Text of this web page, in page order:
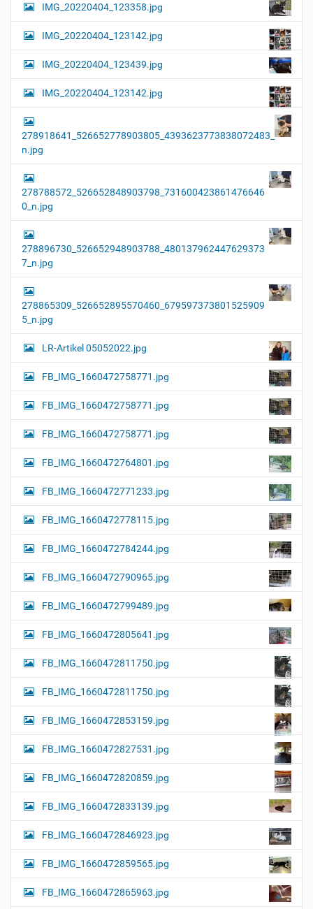
IMG_20220404_123358.jpg
IMG_20220404_123142.jpg
IMG_20220404_123439.jpg
IMG_20220404_123142.jpg
278918641_526652778903805_4393623773838072483_
n.jpg
278788572_526652848903798_731600423861476646
0_n.jpg
278896730_526652948903788_480137962447629373
7_n.jpg
278865309_526652895570460_679597373801525909
5_n.jpg
LR-Artikel 05052022.jpg
FB_IMG_1660472758771.jpg
FB_IMG_1660472758771.jpg
FB_IMG_1660472758771.jpg
FB_IMG_1660472764801.jpg
FB_IMG_1660472771233.jpg
FB_IMG_1660472778115.jpg
FB_IMG_1660472784244.jpg
FB_IMG_1660472790965.jpg
FB_IMG_1660472799489.jpg
FB_IMG_1660472805641.jpg
FB_IMG_1660472811750.jpg
FB_IMG_1660472811750.jpg
FB_IMG_1660472853159.jpg
FB_IMG_1660472827531.jpg
FB_IMG_1660472820859.jpg
FB_IMG_1660472833139.jpg
FB_IMG_1660472846923.jpg
FB_IMG_1660472859565.jpg
FB_IMG_1660472865963.jpg